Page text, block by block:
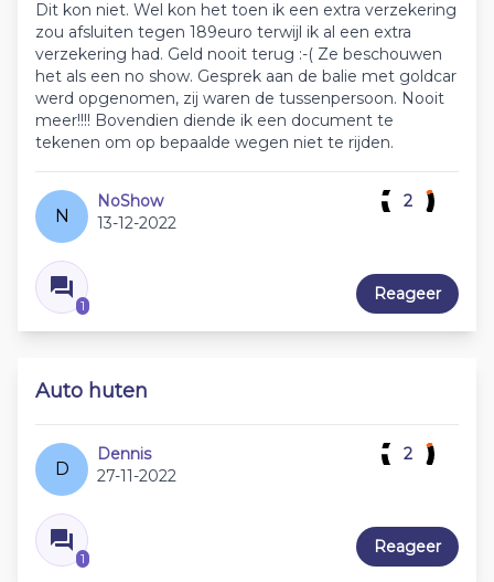
Dit kon niet. Wel kon het toen ik een extra verzekering
zou afsluiten tegen 189euro terwijl ik al een extra
verzekering had. Geld nooit terug :-( Ze beschouwen
het als een no show. Gesprek aan de balie met goldcar
werd opgenomen, zij waren de tussenpersoon. Nooit
meer!!!! Bovendien diende ik een document te
tekenen om op bepaalde wegen niet te rijden.
N
NoShow
13-12-2022
1
2
Reageer
Auto huten
D
Dennis
27-11-2022
1
2
Reageer